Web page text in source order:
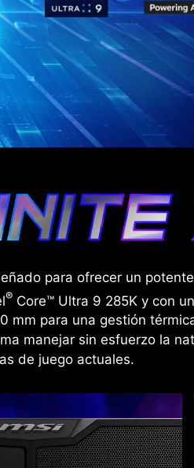
para ofrecer un
® Core™ Ultra 9 285K y con
mm para una gestión
manejar sin esfuerzo la
de juego actuales.